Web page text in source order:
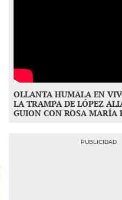
OLLANTA HUMALA EN
LA TRAMPA DE LÓPEZ
GUION CON ROSA MARÍA